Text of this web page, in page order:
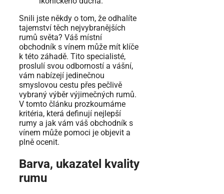
Snili jste někdy o tom, že odhalíte
tajemství těch nejvybranějších
rumů světa? Váš místní
obchodník s vínem může mít klíče
k této záhadě. Tito specialisté,
proslulí svou odborností a vášní,
vám nabízejí jedinečnou
smyslovou cestu přes pečlivě
vybraný výběr výjimečných rumů.
V tomto článku prozkoumáme
kritéria, která definují nejlepší
rumy a jak vám váš obchodník s
vínem může pomoci je objevit a
plně ocenit.
Barva, ukazatel kvality
rumu